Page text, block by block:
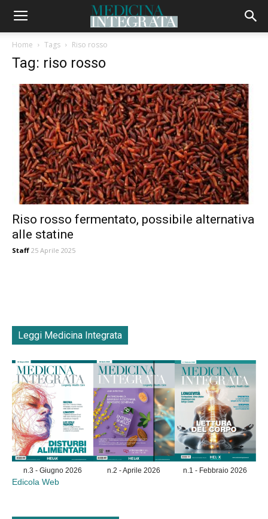
Home Tags Riso rosso
Tag: riso rosso
Riso rosso fermentato, possibile alternativa
alle statine
Staff 25 Aprile 2025
Leggi Medicina Integrata
n.3 - Giugno 2026 n.2 - Aprile 2026 n.1 - Febbraio 2026
Edicola Web